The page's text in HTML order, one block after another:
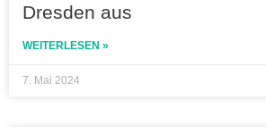
Dresden aus
WEITERLESEN »
7. Mai 2024